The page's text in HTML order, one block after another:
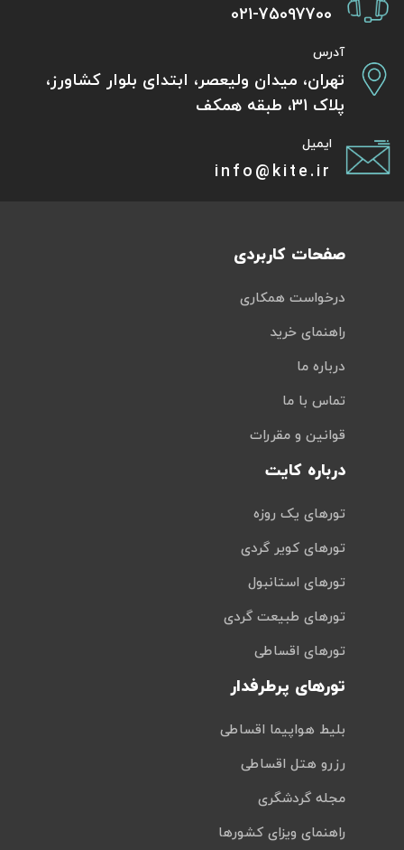
021-75097700
آدرس
تهران، میدان ولیعصر، ابتدای بلوار کشاورز،
پلاک 31، طبقه همکف
ایمیل
info@kite.ir
صفحات کاربردی
درخواست همکاری
راهنمای خرید
درباره ما
تماس با ما
قوانین و مقررات
درباره کایت
تورهای یک روزه
تورهای کویر گردی
تورهای استانبول
تورهای طبیعت گردی
تورهای اقساطی
تورهای پرطرفدار
بلیط هواپیما اقساطی
رزرو هتل اقساطی
مجله گردشگری
راهنمای ویزای کشورها